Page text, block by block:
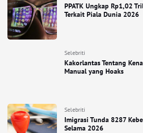
PPATK Ungkap Rp1,02
Terkait Piala Dunia 2026
Selebriti
Kakorlantas Tentang
Manual yang Hoaks
Selebriti
Imigrasi Tunda 8287
Selama 2026